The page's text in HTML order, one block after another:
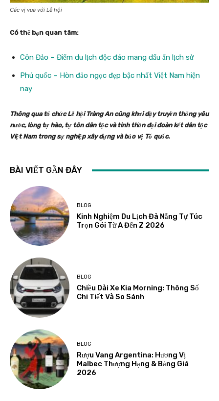
Các vị vua với Lễ hội
Có thể bạn quan tâm:
Côn Đảo – Điểm du lịch độc đáo mang dấu ấn lịch sử
Phú quốc – Hòn đảo ngọc đẹp bậc nhất Việt Nam hiện
nay
Thông qua tổ chức Lễ hội Tràng An cũng khơi dậy truyền thống yêu
nước, lòng tự hào, tự tôn dân tộc và tinh thần đại đoàn kết dân tộc
Việt Nam trong sự nghiệp xây dựng và bảo vệ Tổ quốc.
BÀI VIẾT GẦN ĐÂY
BLOG
Kinh Nghiệm Du Lịch Đà Nẵng Tự Túc
Trọn Gói Từ A Đến Z 2026
BLOG
Chiều Dài Xe Kia Morning: Thông Số
Chi Tiết Và So Sánh
BLOG
Rượu Vang Argentina: Hương Vị
Malbec Thượng Hạng & Bảng Giá
2026